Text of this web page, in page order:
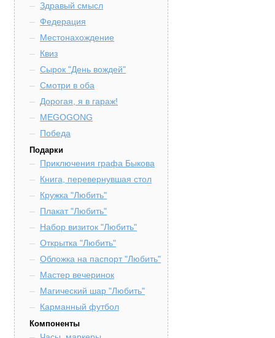
Здравый смысл
Федерация
Местонахождение
Квиз
Сырок "День вождей"
Смотри в оба
Дорогая, я в гараж!
MEGOGONG
Победа
Подарки
Приключения графа Быкова
Книга, перевернувшая стол
Кружка "Любить"
Плакат "Любить"
Набор визиток "Любить"
Открытка "Любить"
Обложка на паспорт "Любить"
Мастер вечеринок
Магический шар "Любить"
Карманный футбол
Компоненты